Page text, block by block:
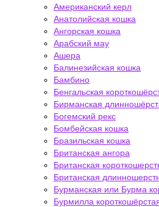
Американский керл
Анатолийская кошка
Ангорская кошка
Арабский мау
Ашера
Балинезийская кошка
Бамбино
Бенгальская
Бирманская
Богемский рекс
Бомбейская кошка
Бразильская кошка
Британская ангора
Британская
Британская
Бурманская или Бурма
Бурмилла